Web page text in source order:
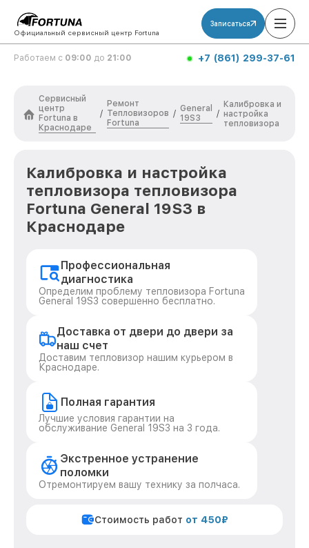
Официальный сервисный центр Fortuna
Записаться
Работаем с 09:00 до 21:00 +7 (861) 299-37-61
Сервисный
центр
Fortuna в
Краснодаре
/
Ремонт
Тепловизоров
Fortuna
/
General
19S3
/
Калибровка и
настройка
тепловизора
Калибровка и настройка
тепловизора тепловизора
Fortuna General 19S3 в
Краснодаре
Профессиональная
диагностика
Определим проблему тепловизора Fortuna
General 19S3 совершенно бесплатно.
Доставка от двери до двери за
наш счет
Доставим тепловизор нашим курьером в
Краснодаре.
Полная гарантия
Лучшие условия гарантии на
обслуживание General 19S3 на 3 года.
Экстренное устранение
поломки
Отремонтируем вашу технику за полчаса.
Стоимость работ от 450₽